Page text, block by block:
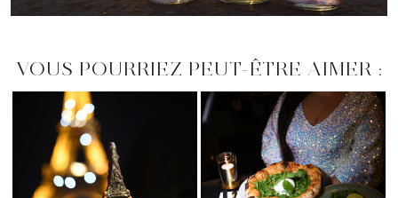
VOUS POURRIEZ PEUT-ÊTRE AIMER :